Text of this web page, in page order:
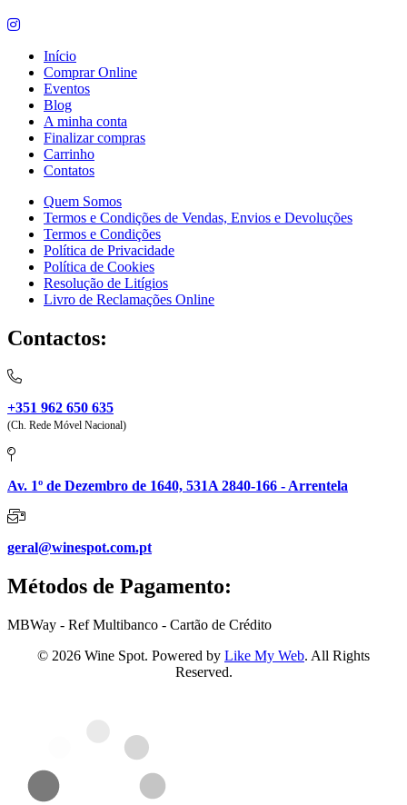
Início
Comprar Online
Eventos
Blog
A minha conta
Finalizar compras
Carrinho
Contatos
Quem Somos
Termos e Condições de Vendas, Envios e Devoluções
Termos e Condições
Política de Privacidade
Política de Cookies
Resolução de Litígios
Livro de Reclamações Online
Contactos:
+351 962 650 635
(Ch. Rede Móvel Nacional)
Av. 1º de Dezembro de 1640, 531A 2840-166 - Arrentela
geral@winespot.com.pt
Métodos de Pagamento:
MBWay - Ref Multibanco - Cartão de Crédito
© 2026 Wine Spot. Powered by Like My Web. All Rights
Reserved.